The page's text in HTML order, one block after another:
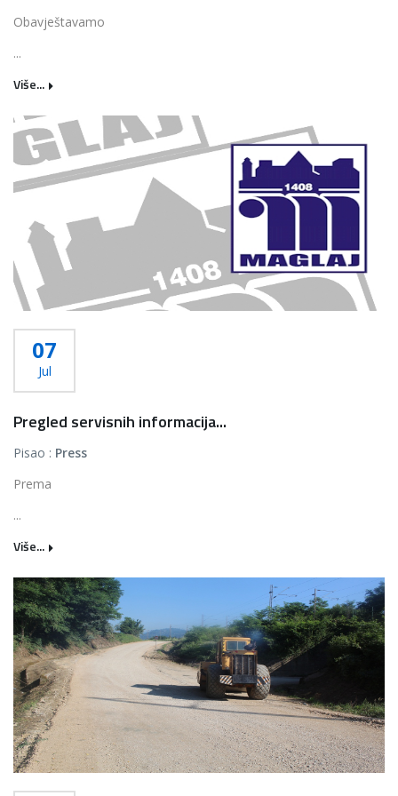
Obavještavamo
...
Više...
07
Jul
Pregled servisnih informacija...
Pisao : Press
Prema
...
Više...